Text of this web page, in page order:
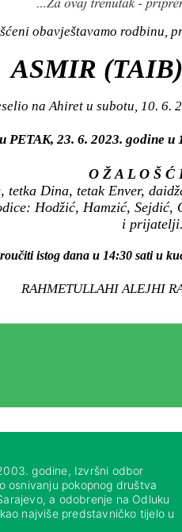
obavještavamo rodbinu,
ASMIR
na Ahiret u subotu, 10. 6.
PETAK, 23. 6. 2023. godine
O Ž A L O Š Ć
tetka Dina, tetak Enver,
Hodžić, Hamzić,
i prijatelji.
istog dana u 14:30 sati u
RAHMETULLAHI ALEJHI
godine, Izvršni odbor
osnivanju pokopnog društva
a odobrenje na Odluku
najviše predstavničko tijelo u